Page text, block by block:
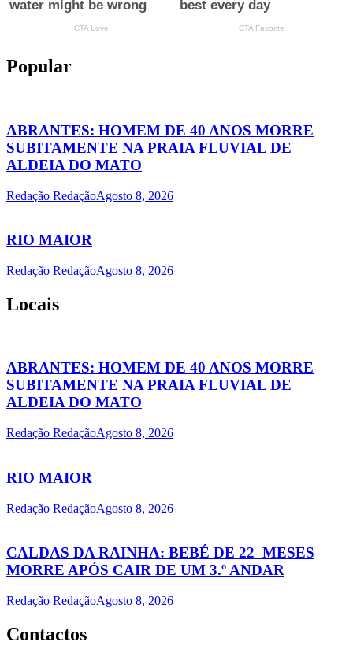
Popular
ABRANTES: HOMEM DE 40 ANOS MORRE
SUBITAMENTE NA PRAIA FLUVIAL DE
ALDEIA DO MATO
Redação RedaçãoAgosto 8, 2026
RIO MAIOR
Redação RedaçãoAgosto 8, 2026
Locais
ABRANTES: HOMEM DE 40 ANOS MORRE
SUBITAMENTE NA PRAIA FLUVIAL DE
ALDEIA DO MATO
Redação RedaçãoAgosto 8, 2026
RIO MAIOR
Redação RedaçãoAgosto 8, 2026
CALDAS DA RAINHA: BEBÉ DE 22 MESES
MORRE APÓS CAIR DE UM 3.º ANDAR
Redação RedaçãoAgosto 8, 2026
Contactos